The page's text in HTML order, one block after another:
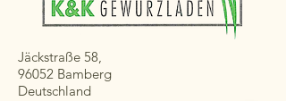
Jäckstraße 58,
96052 Bamberg
Deutschland